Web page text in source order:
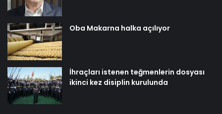
Oba Makarna halka açılıyor
İhraçları istenen teğmenlerin dosyası
ikinci kez disiplin kurulunda